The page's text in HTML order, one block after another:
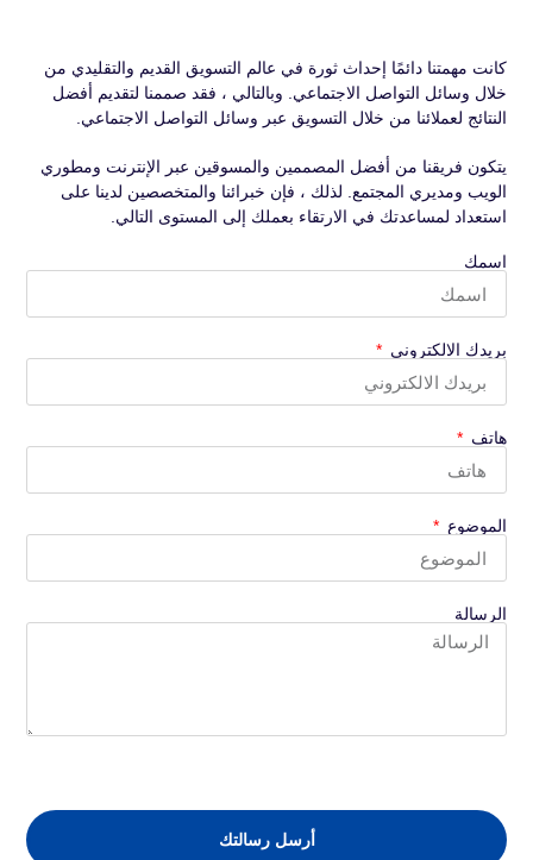
كانت مهمتنا دائمًا إحداث ثورة في عالم التسويق القديم والتقليدي من
خلال وسائل التواصل الاجتماعي. وبالتالي ، فقد صممنا لتقديم أفضل
النتائج لعملائنا من خلال التسويق عبر وسائل التواصل الاجتماعي.
يتكون فريقنا من أفضل المصممين والمسوقين عبر الإنترنت ومطوري
الويب ومديري المجتمع. لذلك ، فإن خبرائنا والمتخصصين لدينا على
استعداد لمساعدتك في الارتقاء بعملك إلى المستوى التالي.
اسمك
بريدك الالكتروني
هاتف
الموضوع
الرسالة
أرسل رسالتك